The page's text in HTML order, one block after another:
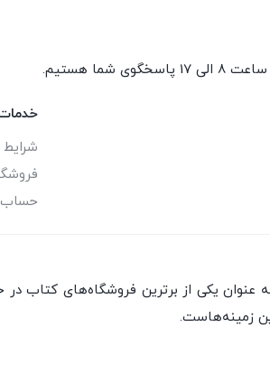
الی 17 پاسخگوی شما هستیم.
حساب
یکی از برترین فروشگاه‌های کتاب
زمینه‌هاست.